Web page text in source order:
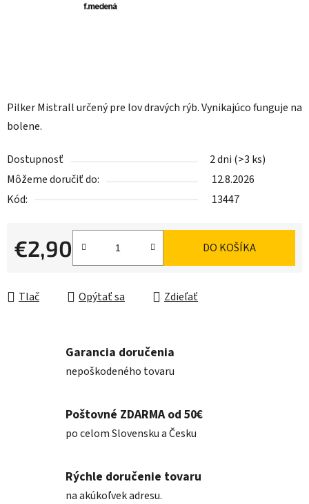
Pilker Mistrall určený pre lov dravých rýb. Vynikajúco funguje na
bolene.
Dostupnosť 2 dni (>3 ks)
Môžeme doručiť do:
12.8.2026
Kód:
13447
€2,90
Jednotková cena:
DO KOŠÍKA
Tlač Opýtať sa Zdieľať
Garancia doručenia
nepoškodeného tovaru
Poštovné ZDARMA od 50€
po celom Slovensku a Česku
Rýchle doručenie tovaru
na akúkoľvek adresu.